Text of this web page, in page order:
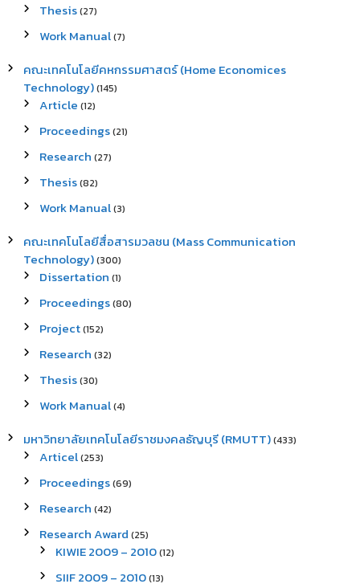
Thesis(27)
Work Manual(7)
คณะเทคโนโลยีคหกรรมศาสตร์ (Home Economices
Technology)(145)
Article (12)
Proceedings(21)
Research (27)
Thesis(82)
Work Manual(3)
คณะเทคโนโลยีสื่อสารมวลชน (Mass Communication
Technology)(300)
Dissertation (1)
Proceedings(80)
Project(152)
Research (32)
Thesis(30)
Work Manual(4)
มหาวิทยาลัยเทคโนโลยีราชมงคลธัญบุรี (RMUTT)(433)
Articel(253)
Proceedings(69)
Research (42)
Research Award (25)
KIWIE 2009 – 2010(12)
SIIF 2009 – 2010(13)